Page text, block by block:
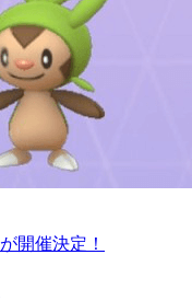
開催決定！